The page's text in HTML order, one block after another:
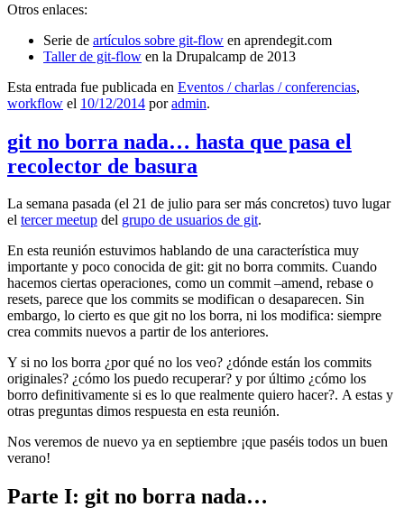
Otros enlaces:
Serie de artículos sobre git-flow en aprendegit.com
Taller de git-flow en la Drupalcamp de 2013
Esta entrada fue publicada en Eventos / charlas / conferencias,
workflow el 10/12/2014 poradmin.
git no borra nada… hasta que pasa el
recolector de basura
La semana pasada (el 21 de julio para ser más concretos) tuvo lugar
el tercer meetup del grupo de usuarios de git.
En esta reunión estuvimos hablando de una característica muy
importante y poco conocida de git: git no borra commits. Cuando
hacemos ciertas operaciones, como un commit –amend, rebase o
resets, parece que los commits se modifican o desaparecen. Sin
embargo, lo cierto es que git no los borra, ni los modifica: siempre
crea commits nuevos a partir de los anteriores.
Y si no los borra ¿por qué no los veo? ¿dónde están los commits
originales? ¿cómo los puedo recuperar? y por último ¿cómo los
borro definitivamente si es lo que realmente quiero hacer?. A estas y
otras preguntas dimos respuesta en esta reunión.
Nos veremos de nuevo ya en septiembre ¡que paséis todos un buen
verano!
Parte I: git no borra nada…